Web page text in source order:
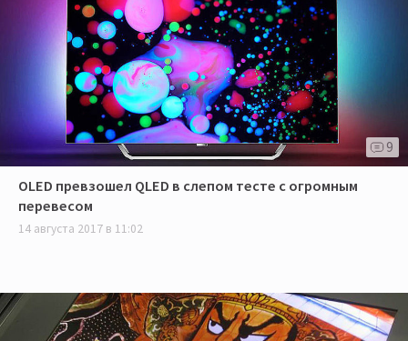
9
OLED превзошел QLED в слепом тесте с огромным
перевесом
14 августа 2017 в 11:02